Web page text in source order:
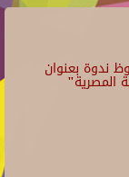
ندوة بعنوان
المصرية"